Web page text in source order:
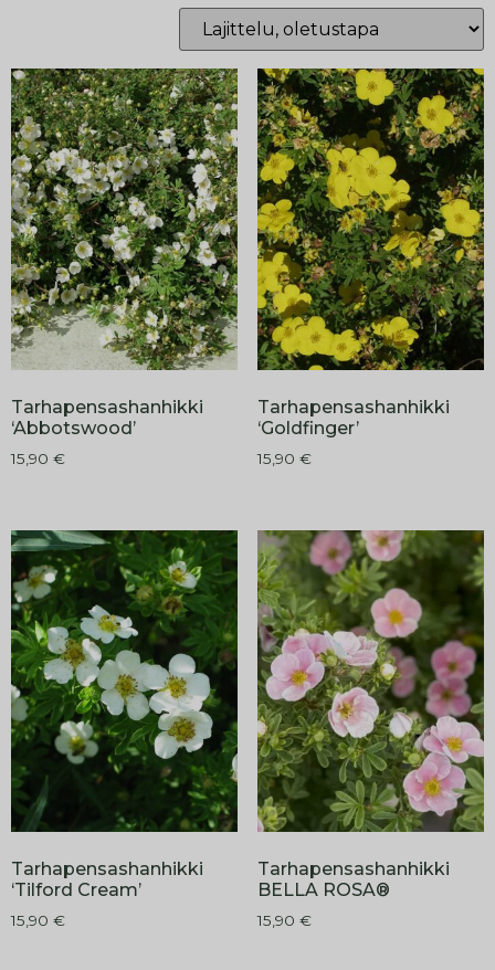
Tarhapensashanhikki
‘Abbotswood’
15,90 €
Tarhapensashanhikki
‘Goldfinger’
15,90 €
Tarhapensashanhikki
‘Tilford Cream’
15,90 €
Tarhapensashanhikki
BELLA ROSA®
15,90 €